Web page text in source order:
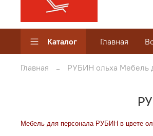
Каталог Главная
Главная РУБИН ольха Мебель
Мебель для персонала РУБИН в цвете